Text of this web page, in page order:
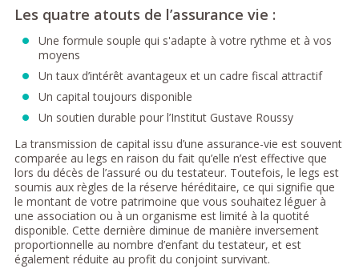
Les quatre atouts de l’assurance vie :
Une formule souple qui s'adapte à votre rythme et à vos
moyens
Un taux d’intérêt avantageux et un cadre fiscal attractif
Un capital toujours disponible
Un soutien durable pour l’Institut Gustave Roussy
La transmission de capital issu d’une assurance-vie est souvent
comparée au legs en raison du fait qu’elle n’est effective que
lors du décès de l’assuré ou du testateur. Toutefois, le legs est
soumis aux règles de la réserve héréditaire, ce qui signifie que
le montant de votre patrimoine que vous souhaitez léguer à
une association ou à un organisme est limité à la quotité
disponible. Cette dernière diminue de manière inversement
proportionnelle au nombre d’enfant du testateur, et est
également réduite au profit du conjoint survivant.